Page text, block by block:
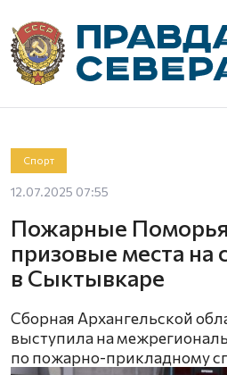
Спорт
12.07.2025 07:55
Пожарные Поморья
призовые места на
в Сыктывкаре
Сборная Архангельской
выступила на
по пожарно-прикладному